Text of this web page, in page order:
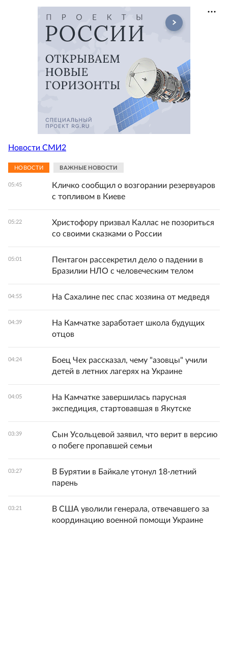
Новости СМИ2
НОВОСТИ ВАЖНЫЕ НОВОСТИ
05:45
Кличко сообщил о возгорании резервуаров
с топливом в Киеве
05:22
Христофору призвал Каллас не позориться
со своими сказками о России
05:01
Пентагон рассекретил дело о падении в
Бразилии НЛО с человеческим телом
04:55 На Сахалине пес спас хозяина от медведя
04:39
На Камчатке заработает школа будущих
отцов
04:24
Боец Чех рассказал, чему "азовцы" учили
детей в летних лагерях на Украине
04:05
На Камчатке завершилась парусная
экспедиция, стартовавшая в Якутске
03:39
Сын Усольцевой заявил, что верит в версию
о побеге пропавшей семьи
03:27
В Бурятии в Байкале утонул 18-летний
парень
03:21
В США уволили генерала, отвечавшего за
координацию военной помощи Украине